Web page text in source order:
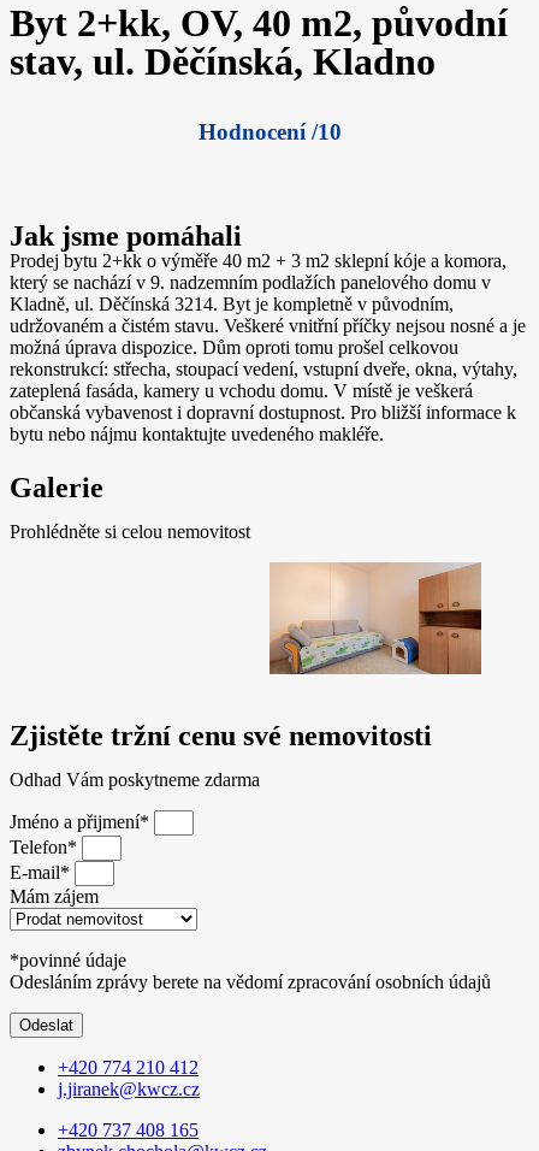
Byt 2+kk, OV, 40 m2, původní
stav, ul. Děčínská, Kladno
Hodnocení /10
Jak jsme pomáhali
Prodej bytu 2+kk o výměře 40 m2 + 3 m2 sklepní kóje a komora,
který se nachází v 9. nadzemním podlažích panelového domu v
Kladně, ul. Děčínská 3214. Byt je kompletně v původním,
udržovaném a čistém stavu. Veškeré vnitřní příčky nejsou nosné a je
možná úprava dispozice. Dům oproti tomu prošel celkovou
rekonstrukcí: střecha, stoupací vedení, vstupní dveře, okna, výtahy,
zateplená fasáda, kamery u vchodu domu. V místě je veškerá
občanská vybavenost i dopravní dostupnost. Pro bližší informace k
bytu nebo nájmu kontaktujte uvedeného makléře.
Galerie
Prohlédněte si celou nemovitost
Zjistěte tržní cenu své nemovitosti
Odhad Vám poskytneme zdarma
Jméno a přijmení*
Telefon*
E-mail*
Mám zájem
*povinné údaje
Odesláním zprávy berete na vědomí zpracování osobních údajů
Odeslat
+420 774 210 412
j.jiranek@kwcz.cz
+420 737 408 165